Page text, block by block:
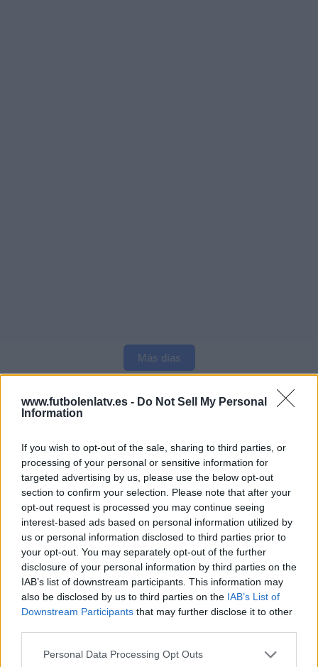
www.futbolenlatv.es - Do Not Sell My Personal
Information
If you wish to opt-out of the sale, sharing to third parties, or
processing of your personal or sensitive information for
targeted advertising by us, please use the below opt-out
section to confirm your selection. Please note that after your
opt-out request is processed you may continue seeing
interest-based ads based on personal information utilized by
us or personal information disclosed to third parties prior to
your opt-out. You may separately opt-out of the further
disclosure of your personal information by third parties on the
IAB’s list of downstream participants. This information may
also be disclosed by us to third parties on the IAB’s List of
Downstream Participants that may further disclose it to other
Personal Data Processing Opt Outs
Más días
DATOS ESTADÍSTICOS DEL EQUIPO PUEBLA EN
TELEVISIÓN EN ESPAÑA
A fecha de hoy08/08/2026y desde que esta web recoge los datos
estadísticos de cuándo y dónde se televisan los partidos deFútbol
equipoPueblaenEspaña, que fue el18/11/2017, podemos dar los
siguientes datos:
44
PARTIDOS TELEVISADOS
18 partidos en abierto
26 partidos de pago